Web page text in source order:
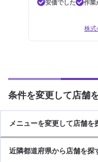
安価でした 作業
株式
条件を変更して店舗
メニューを変更して店舗を
近隣都道府県から店舗を探